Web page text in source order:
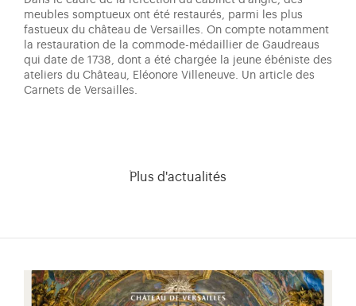
meubles somptueux ont été restaurés, parmi les plus
fastueux du château de Versailles. On compte notamment
la restauration de la commode-médaillier de Gaudreaus
qui date de 1738, dont a été chargée la jeune ébéniste des
ateliers du Château, Eléonore Villeneuve. Un article des
Carnets de Versailles.
Plus d'actualités